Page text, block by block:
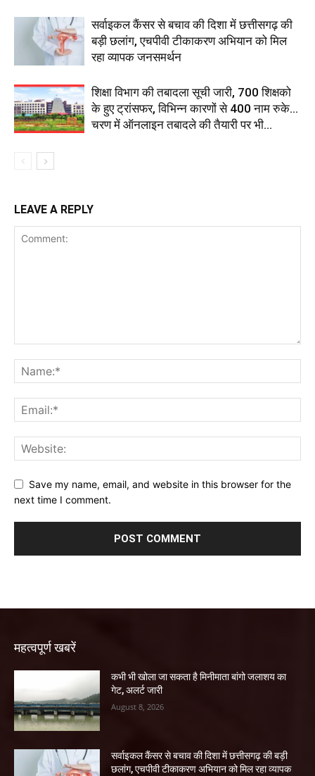
सर्वाइकल कैंसर से बचाव की दिशा में छत्तीसगढ़ की
बड़ी छलांग, एचपीवी टीकाकरण अभियान को मिल
रहा व्यापक जनसमर्थन
शिक्षा विभाग की तबादला सूची जारी, 700 शिक्षको
के हुए ट्रांसफर, विभिन्न कारणों से 400 नाम रुके…
चरण में ऑनलाइन तबादले की तैयारी पर भी...
LEAVE A REPLY
Save my name, email, and website in this browser for the
next time I comment.
महत्वपूर्ण खबरें
कभी भी खोला जा सकता है मिनीमाता बांगो जलाशय का
गेट, अलर्ट जारी
August 8, 2026
सर्वाइकल कैंसर से बचाव की दिशा में छत्तीसगढ़ की बड़ी
छलांग, एचपीवी टीकाकरण अभियान को मिल रहा व्यापक